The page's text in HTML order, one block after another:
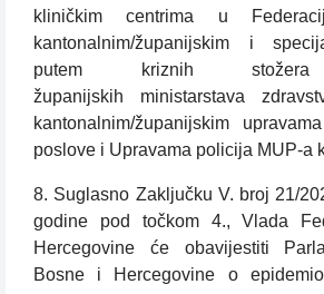
kliničkim centrima u
kantonalnim/županijskim i
putem kriznih
županijskih
ministarstava
kantonalnim/županijskim
poslove i Upravama policija MUP-a
8. Suglasno Zaključku V. broj 21/
godine pod točkom 4., Vlada
Hercegovine će obavijestiti
Bosne i Hercegovine o